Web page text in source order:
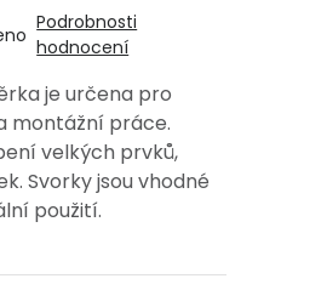
Podrobnosti
hodnocení
je určena pro
montážní práce.
velkých prvků,
Svorky jsou vhodné
použití.